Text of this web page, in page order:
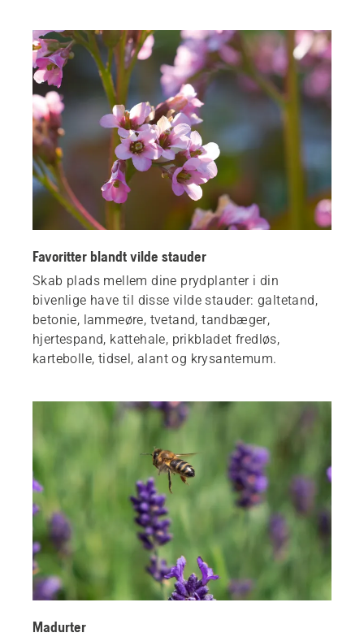
Favoritter blandt vilde stauder
Skab plads mellem dine prydplanter i din
bivenlige have til disse vilde stauder: galtetand,
betonie, lammeøre, tvetand, tandbæger,
hjertespand, kattehale, prikbladet fredløs,
kartebolle, tidsel, alant og krysantemum.
Madurter